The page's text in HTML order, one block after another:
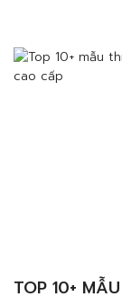
đang tìm […]
TOP 10+